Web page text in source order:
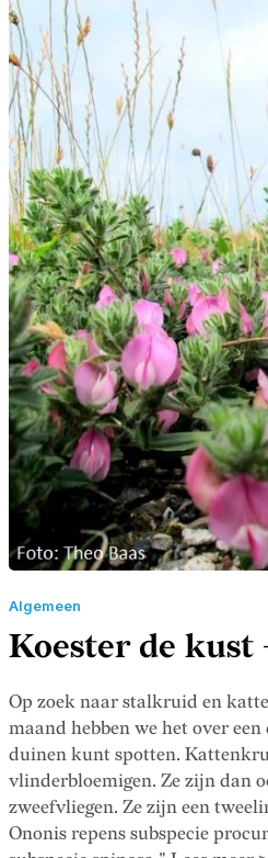
Algemeen
Koester de kust
Op zoek naar stalkruid en
maand hebben we het over
duinen kunt spotten.
vlinderbloemigen. Ze zijn dan
zweefvliegen. Ze zijn een
Ononis repens subspecie